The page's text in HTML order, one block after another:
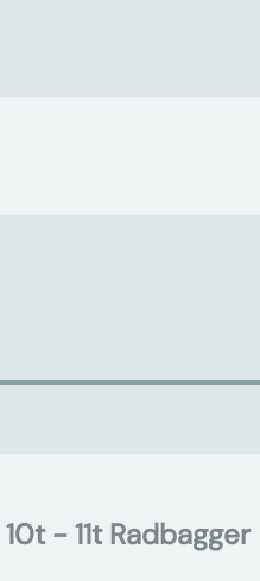
10t - 11t Radbagger